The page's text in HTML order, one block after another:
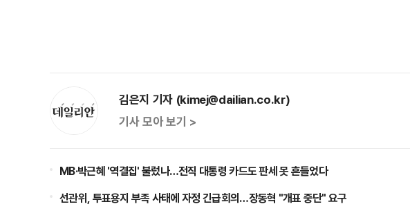
김은지 기자 (kimej@dailian.co.kr)
기사 모아 보기 >
MB·박근혜 '역결집' 불렀나…전직 대통령 카드도 판세 못 흔들었다
선관위, 투표용지 부족 사태에 자정 긴급회의…장동혁 "개표 중단" 요구